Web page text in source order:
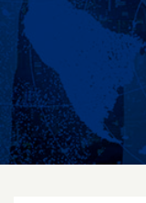
Events
Überregional
Jobs
Newsletter